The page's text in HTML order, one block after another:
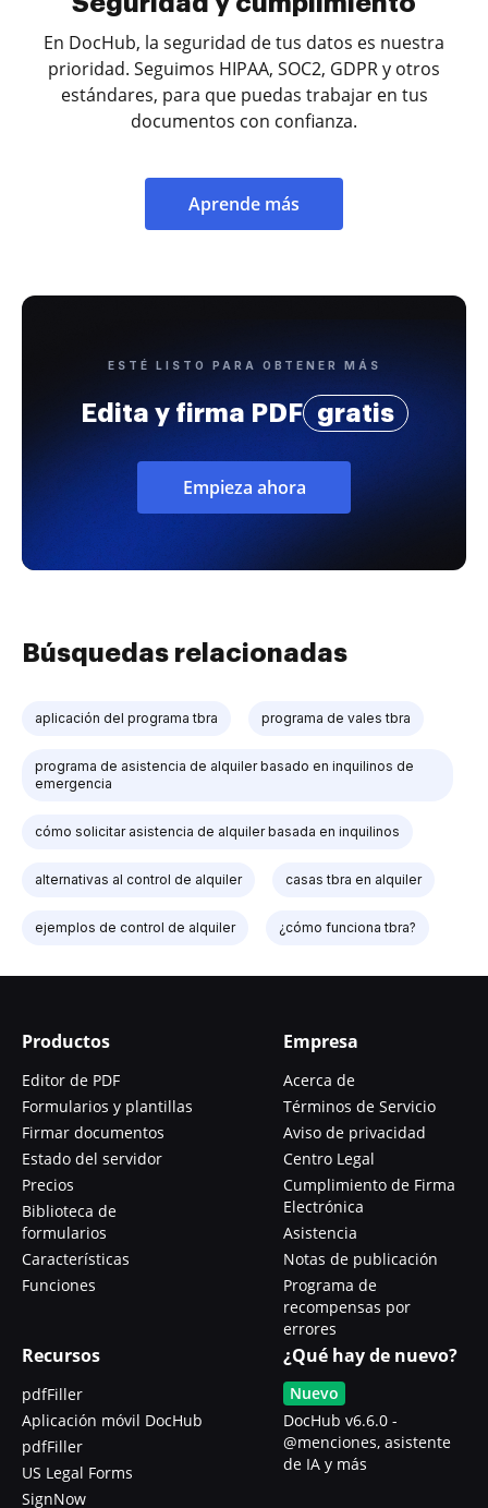
En DocHub, la seguridad de tus datos es nuestra
prioridad. Seguimos HIPAA, SOC2, GDPR y otros
estándares, para que puedas trabajar en tus
documentos con confianza.
Aprende más
ESTÉ LISTO PARA OBTENER MÁS
Edita y firma PDF gratis
Empieza ahora
Búsquedas relacionadas
aplicación del programa tbra programa de vales tbra
programa de asistencia de alquiler basado en inquilinos de
emergencia
cómo solicitar asistencia de alquiler basada en inquilinos
alternativas al control de alquiler casas tbra en alquiler
ejemplos de control de alquiler ¿cómo funciona tbra?
Productos
Editor de PDF
Formularios y plantillas
Firmar documentos
Estado del servidor
Precios
Biblioteca de
formularios
Características
Funciones
Empresa
Acerca de
Términos de Servicio
Aviso de privacidad
Centro Legal
Cumplimiento de Firma
Electrónica
Asistencia
Notas de publicación
Programa de
recompensas por
errores
Recursos
pdfFiller
Aplicación móvil DocHub
pdfFiller
US Legal Forms
SignNow
¿Qué hay de nuevo?
Nuevo
DocHub v6.6.0 -
@menciones, asistente
de IA y más